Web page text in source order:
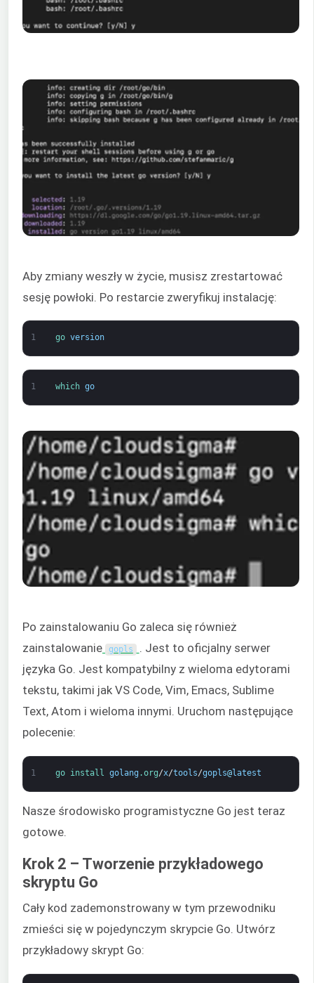
Aby zmiany weszły w życie, musisz zrestartować
sesję powłoki. Po restarcie zweryfikuj instalację:
1 go version
1 which go
Po zainstalowaniu Go zaleca się również
zainstalowanie
gopls
. Jest to oficjalny serwer
języka Go. Jest kompatybilny z wieloma edytorami
tekstu, takimi jak VS Code, Vim, Emacs, Sublime
Text, Atom i wieloma innymi. Uruchom następujące
polecenie:
1 go install golang .org/x/tools/gopls@latest
Nasze środowisko programistyczne Go jest teraz
gotowe.
Krok 2 – Tworzenie przykładowego
skryptu Go
Cały kod zademonstrowany w tym przewodniku
zmieści się w pojedynczym skrypcie Go. Utwórz
przykładowy skrypt Go: